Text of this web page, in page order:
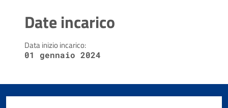
Date incarico
Data inizio incarico:
01 gennaio 2024